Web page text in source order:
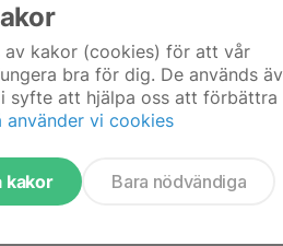
av kakor (cookies) för att vår
bra för dig. De används
syfte att hjälpa oss att förbättra
använder vi cookies
kakor Bara nödvändiga